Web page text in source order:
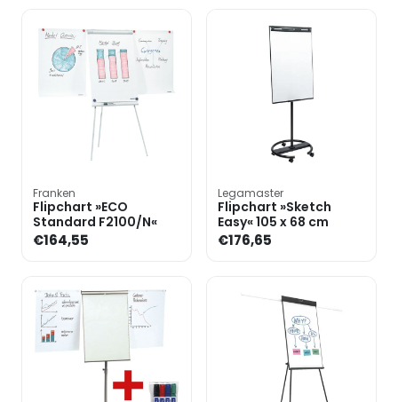
Franken
Flipchart »ECO
Standard F2100/N«
€164,55
Legamaster
Flipchart »Sketch
Easy« 105 x 68 cm
€176,65